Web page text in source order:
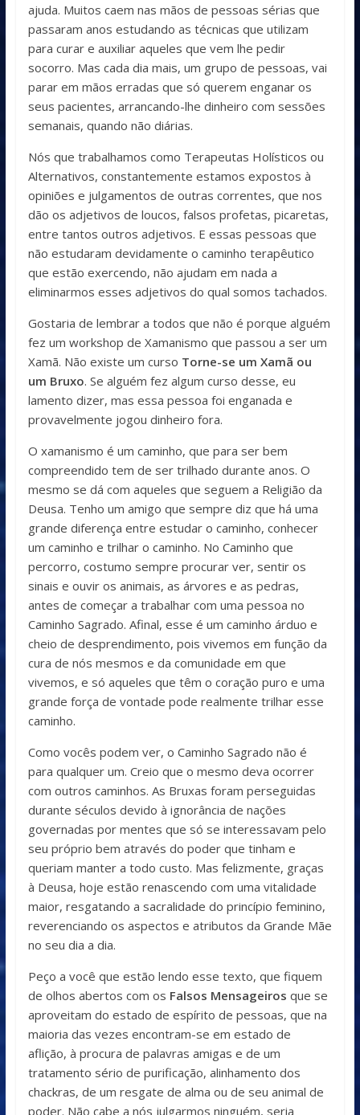
ajuda. Muitos caem nas mãos de pessoas sérias que
passaram anos estudando as técnicas que utilizam
para curar e auxiliar aqueles que vem lhe pedir
socorro. Mas cada dia mais, um grupo de pessoas, vai
parar em mãos erradas que só querem enganar os
seus pacientes, arrancando-lhe dinheiro com sessões
semanais, quando não diárias.
Nós que trabalhamos como Terapeutas Holísticos ou
Alternativos, constantemente estamos expostos à
opiniões e julgamentos de outras correntes, que nos
dão os adjetivos de loucos, falsos profetas, picaretas,
entre tantos outros adjetivos. E essas pessoas que
não estudaram devidamente o caminho terapêutico
que estão exercendo, não ajudam em nada a
eliminarmos esses adjetivos do qual somos tachados.
Gostaria de lembrar a todos que não é porque alguém
fez um workshop de Xamanismo que passou a ser um
Xamã. Não existe um curso Torne-se um Xamã ou
um Bruxo. Se alguém fez algum curso desse, eu
lamento dizer, mas essa pessoa foi enganada e
provavelmente jogou dinheiro fora.
O xamanismo é um caminho, que para ser bem
compreendido tem de ser trilhado durante anos. O
mesmo se dá com aqueles que seguem a Religião da
Deusa. Tenho um amigo que sempre diz que há uma
grande diferença entre estudar o caminho, conhecer
um caminho e trilhar o caminho. No Caminho que
percorro, costumo sempre procurar ver, sentir os
sinais e ouvir os animais, as árvores e as pedras,
antes de começar a trabalhar com uma pessoa no
Caminho Sagrado. Afinal, esse é um caminho árduo e
cheio de desprendimento, pois vivemos em função da
cura de nós mesmos e da comunidade em que
vivemos, e só aqueles que têm o coração puro e uma
grande força de vontade pode realmente trilhar esse
caminho.
Como vocês podem ver, o Caminho Sagrado não é
para qualquer um. Creio que o mesmo deva ocorrer
com outros caminhos. As Bruxas foram perseguidas
durante séculos devido à ignorância de nações
governadas por mentes que só se interessavam pelo
seu próprio bem através do poder que tinham e
queriam manter a todo custo. Mas felizmente, graças
à Deusa, hoje estão renascendo com uma vitalidade
maior, resgatando a sacralidade do princípio feminino,
reverenciando os aspectos e atributos da Grande Mãe
no seu dia a dia.
Peço a você que estão lendo esse texto, que fiquem
de olhos abertos com os Falsos Mensageiros que se
aproveitam do estado de espírito de pessoas, que na
maioria das vezes encontram-se em estado de
aflição, à procura de palavras amigas e de um
tratamento sério de purificação, alinhamento dos
chackras, de um resgate de alma ou de seu animal de
poder. Não cabe a nós julgarmos ninguém, seria